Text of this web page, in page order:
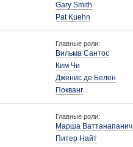
Gary Smith
Pat Kuehn
Главные роли:
Вильма Сантос
Ким Чи
Дженис де Белен
Покванг
Главные роли:
Марша Ваттанапанич
Питер Найт